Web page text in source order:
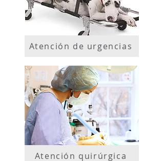
Atención de urgencias
Atención quirúrgica